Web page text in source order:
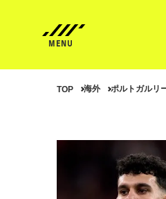
TOP 海外 ポルトガルリ